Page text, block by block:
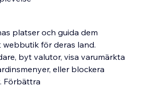
platser och guida dem
för deras land.
byt valutor, visa varumärkta
eller blockera
Förbättra